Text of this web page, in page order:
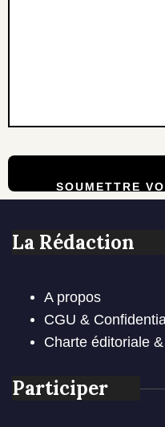
La Rédaction
A propos
CGU &
Charte éditoriale
Participer